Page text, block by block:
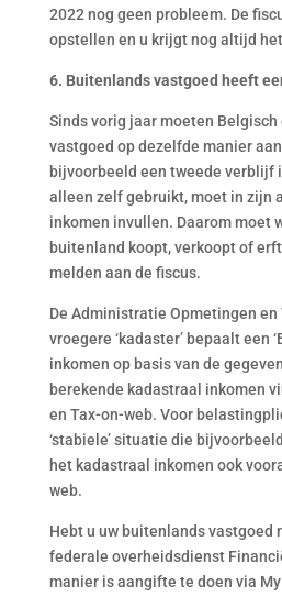
2022 nog geen probleem. De
opstellen en u krijgt nog altijd
6. Buitenlands vastgoed heeft
Sinds vorig jaar moeten
vastgoed op dezelfde manier
bijvoorbeeld een tweede verblijf
alleen zelf gebruikt, moet in zijn
inkomen invullen. Daarom moet
buitenland koopt, verkoopt of
melden aan de fiscus.
De Administratie Opmetingen
vroegere ‘kadaster’ bepaalt een
inkomen op basis van de
berekende kadastraal inkomen
en Tax-on-web. Voor
‘stabiele’ situatie die
het kadastraal inkomen ook
web.
Hebt u uw buitenlands vastgoed
federale overheidsdienst
manier is aangifte te doen via